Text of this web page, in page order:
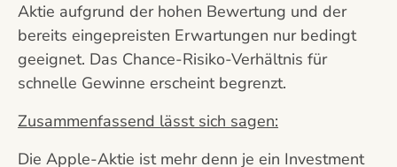
Aktie aufgrund der hohen Bewertung und der
bereits eingepreisten Erwartungen nur bedingt
geeignet. Das Chance-Risiko-Verhältnis für
schnelle Gewinne erscheint begrenzt.
Zusammenfassend lässt sich sagen:
Die Apple-Aktie ist mehr denn je ein Investment